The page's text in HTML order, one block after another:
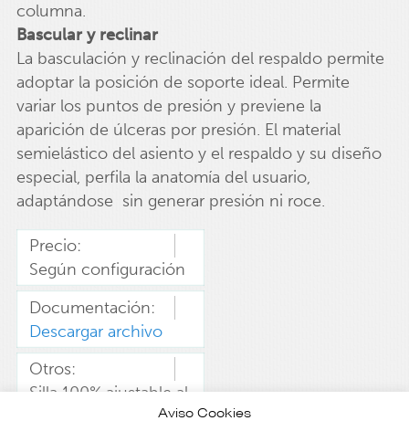
columna.
Bascular y reclinar
La basculación y reclinación del respaldo permite
adoptar la posición de soporte ideal. Permite
variar los puntos de presión y previene la
aparición de úlceras por presión. El material
semielástico del asiento y el respaldo y su diseño
especial, perfila la anatomía del usuario,
adaptándose sin generar presión ni roce.
Precio:
Según configuración
Documentación:
Descargar archivo
Otros:
Silla 100% ajustable al
usuario. Ver archivoAviso Cookies